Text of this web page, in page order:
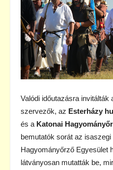
Valódi időutazásra invitálták
szervezők, az Esterházy
és a Katonai
bemutatók sorát az
Hagyományőrző Egyesület
látványosan mutatták be,